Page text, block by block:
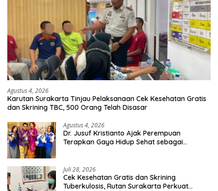
Agustus 4, 2026
Karutan Surakarta Tinjau Pelaksanaan Cek Kesehatan Gratis
dan Skrining TBC, 500 Orang Telah Disasar
Agustus 4, 2026
Dr. Jusuf Kristianto Ajak Perempuan
Terapkan Gaya Hidup Sehat sebagai
Juli 28, 2026
Cek Kesehatan Gratis dan Skrining
Tuberkulosis, Rutan Surakarta Perkuat